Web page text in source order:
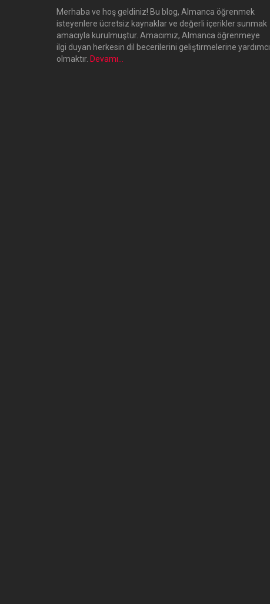
Merhaba ve hoş geldiniz! Bu blog, Almanca öğrenmek
isteyenlere ücretsiz kaynaklar ve değerli içerikler sunmak
amacıyla kurulmuştur. Amacımız, Almanca öğrenmeye
ilgi duyan herkesin dil becerilerini geliştirmelerine yardımcı
olmaktır. Devamı…